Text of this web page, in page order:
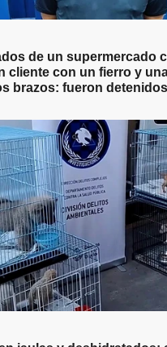
de un supermercado
cliente con un fierro y
brazos: fueron detenidos